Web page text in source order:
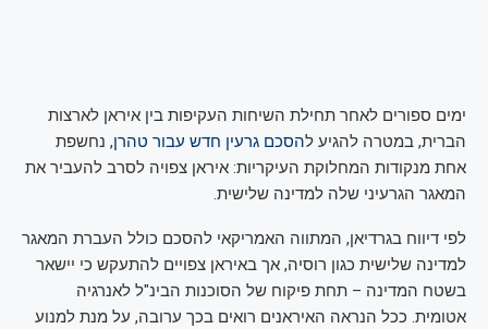
ימים ספורים לאחר תחילת השיחות העקיפות בין איראן לארצות
הברית, במטרה להגיע להסכם גרעין חדש עבור טהרן, נחשפת
אחת מנקודות המחלוקת העיקריות: איראן צפויה לסרב להעביר את
המאגר הגרעיני שלה למדינה שלישית.
לפי דיווח בגרדיאן, המתווה האמריקאי להסכם כולל העברת המאגר
למדינה שלישית כגון רוסיה, אך באיראן צפויים להתעקש כי יישאר
בשטח המדינה – תחת פיקוח של הסוכנות הבינ"ל לאנרגיה
אטומית. ככל הנראה האיראנים רואים בכך ערובה, על מנת למנוע